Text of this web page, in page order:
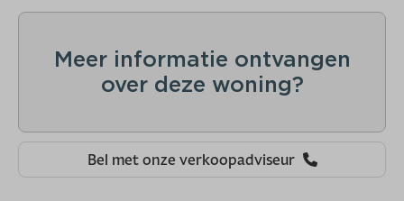
Meer informatie ontvangen
over deze woning?
Bel met onze verkoopadviseur